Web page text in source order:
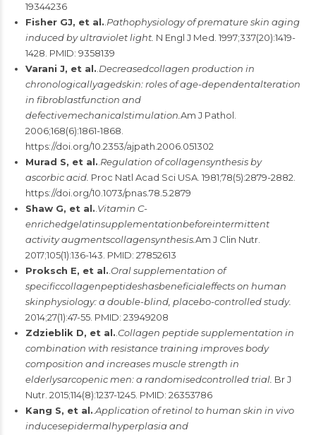
19344236
Fisher GJ, et al. Pathophysiology of premature skin aging
induced by ultraviolet light. N Engl J Med. 1997;337(20):1419-
1428. PMID: 9358139
Varani J, et al. Decreasedcollagen production in
chronologicallyagedskin: roles of age-dependentalteration
in fibroblastfunction and
defectivemechanicalstimulation. Am J Pathol.
2006;168(6):1861-1868.
https://doi.org/10.2353/ajpath.2006.051302
Murad S, et al. Regulation of collagensynthesis by
ascorbic acid. Proc Natl Acad Sci USA. 1981;78(5):2879-2882.
https://doi.org/10.1073/pnas.78.5.2879
Shaw G, et al. Vitamin C-
enrichedgelatinsupplementationbeforeintermittent
activity augmentscollagensynthesis.Am J Clin Nutr.
2017;105(1):136-143. PMID: 27852613
Proksch E, et al. Oral supplementation of
specificcollagenpeptideshasbeneficialeffects on human
skinphysiology: a double-blind, placebo-controlled study.
2014;27(1):47-55. PMID: 23949208
Zdzieblik D, et al. Collagen peptide supplementation in
combination with resistance training improves body
composition and increases muscle strength in
elderlysarcopenic men: a randomisedcontrolled trial. Br J
Nutr. 2015;114(8):1237-1245. PMID: 26353786
Kang S, et al. Application of retinol to human skin in vivo
inducesepidermalhyperplasia and